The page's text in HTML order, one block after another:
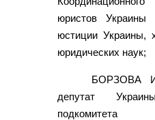
юристов Украины
юстиции Украины,
юридических наук;
БОРЗОВА
депутат